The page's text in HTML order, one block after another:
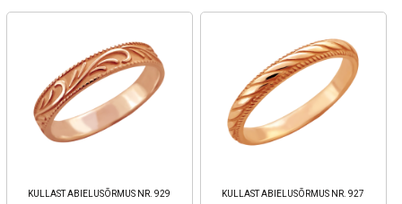
KULLAST ABIELUSÕRMUS NR. 929 KULLAST ABIELUSÕRMUS NR. 927